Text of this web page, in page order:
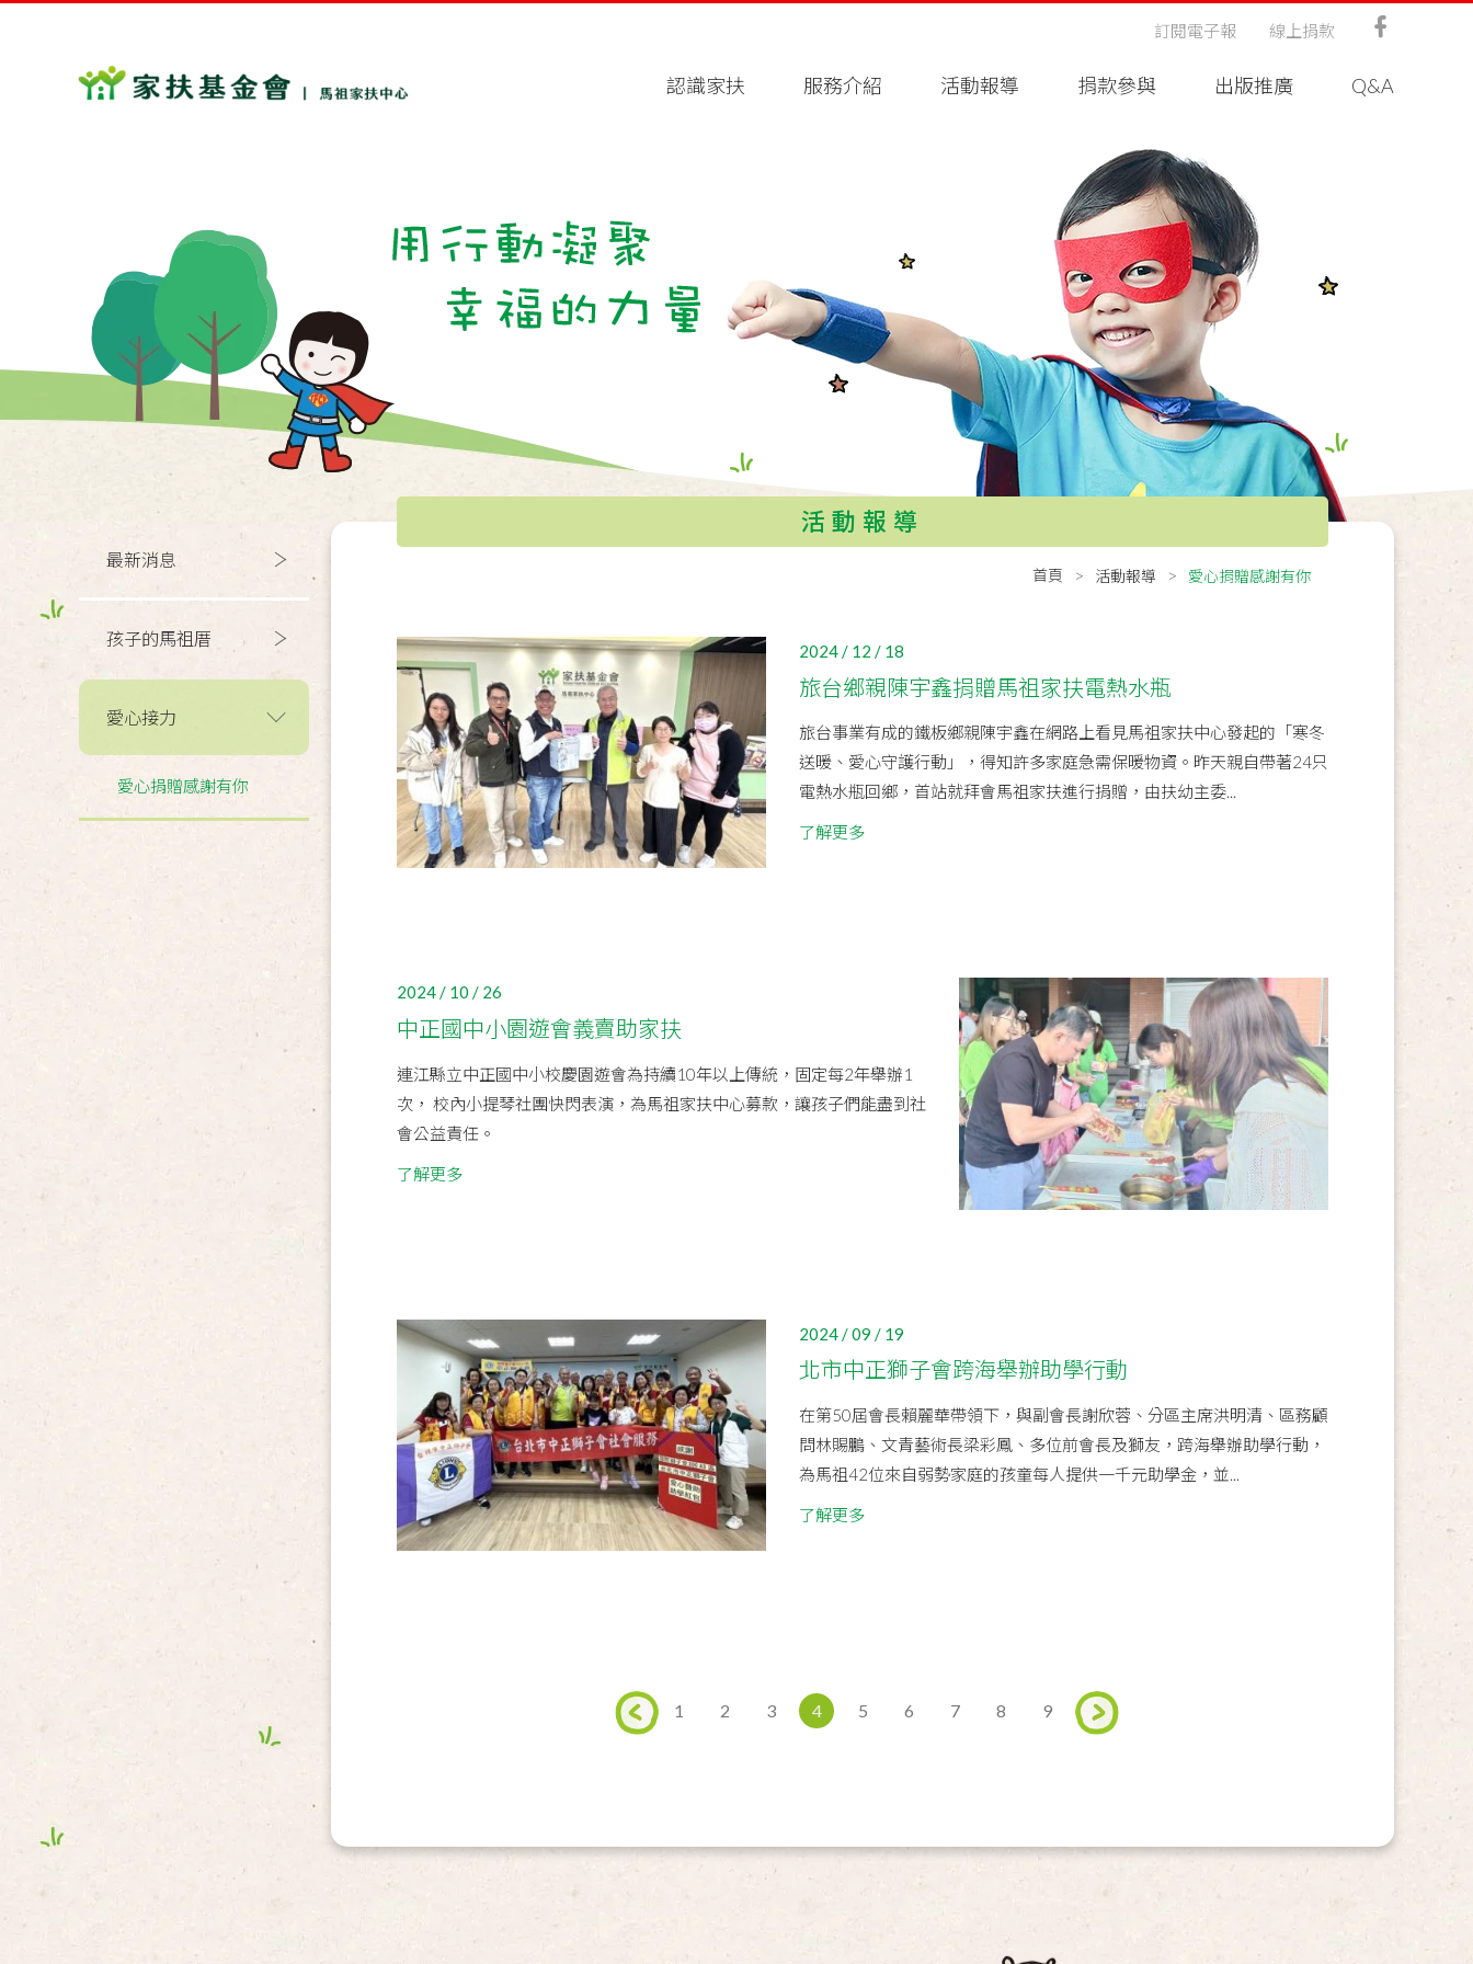
認識家扶 服務介紹 活動報導 捐款參與 出版推廣 Q&A
訂閱電子報 線上捐款
最新消息
孩子的馬祖厝
愛心接力
愛心捐贈感謝有你
活動報導
首頁 活動報導 愛心捐贈感謝有你
2024 / 12 / 18
旅台鄉親陳宇鑫捐贈馬祖家扶電熱水瓶
旅台事業有成的鐵板鄉親陳宇鑫在網路上看見馬祖家扶中心發起的「寒冬
送暖、愛心守護行動」，得知許多家庭急需保暖物資。昨天親自帶著24只
電熱水瓶回鄉，首站就拜會馬祖家扶進行捐贈，由扶幼主委...
了解更多
2024 / 10 / 26
中正國中小園遊會義賣助家扶
連江縣立中正國中小校慶園遊會為持續10年以上傳統，固定每2年舉辦1
次， 校內小提琴社團快閃表演，為馬祖家扶中心募款，讓孩子們能盡到社
會公益責任。
了解更多
2024 / 09 / 19
北市中正獅子會跨海舉辦助學行動
在第50屆會長賴麗華帶領下，與副會長謝欣蓉、分區主席洪明清、區務顧
問林賜鵬、文青藝術長梁彩鳳、多位前會長及獅友，跨海舉辦助學行動，
為馬祖42位來自弱勢家庭的孩童每人提供一千元助學金，並...
了解更多
1 2 3 4 5 6 7 8 9